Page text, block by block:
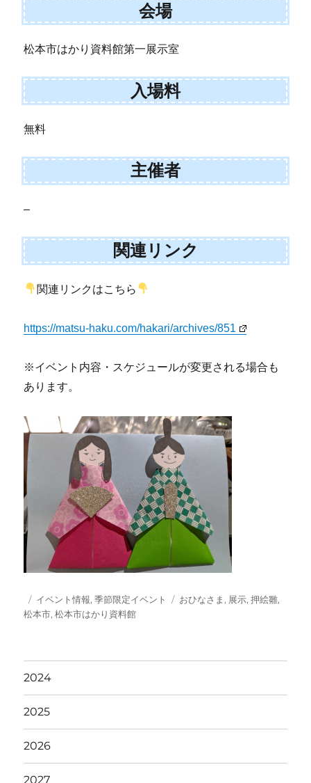
会場
松本市はかり資料館第一展示室
入場料
無料
主催者
–
関連リンク
関連リンクはこちら
https://matsu-haku.com/hakari/archives/851
※イベント内容・スケジュールが変更される場合も
あります。
投
稿
カ
テ
イベント情報,季節限定イベント
タ
おひなさま , 展示,押絵雛,
松本市,松本市はかり資料館
2024
2025
2026
2027